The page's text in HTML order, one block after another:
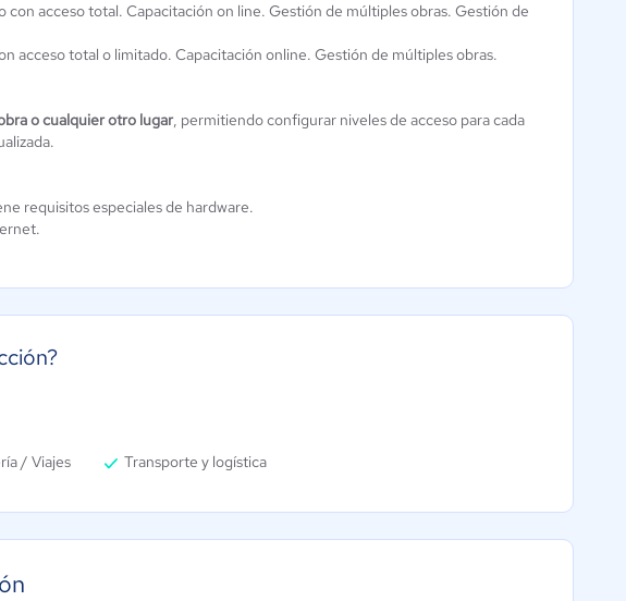
con acceso total. Capacitación on line. Gestión de múltiples obras. Gestión de
acceso total o limitado. Capacitación online. Gestión de múltiples obras.
o cualquier otro lugar, permitiendo configurar niveles de acceso para cada
requisitos especiales de hardware.
/ Viajes Transporte y logística